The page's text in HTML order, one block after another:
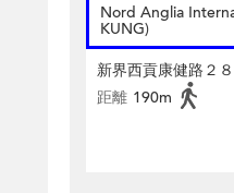
Nord Anglia
KUNG)
新界西貢康健路２
距離 190m